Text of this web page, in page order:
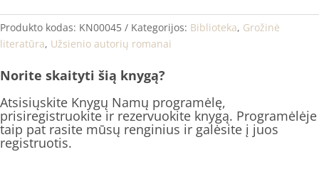
Produkto kodas: KN00045 Kategorijos: Biblioteka, Grožinė
literatūra, Užsienio autorių romanai
Norite skaityti šią knygą?
Atsisiųskite Knygų Namų programėlę,
prisiregistruokite ir rezervuokite knygą. Programėlėje
taip pat rasite mūsų renginius ir galėsite į juos
registruotis.